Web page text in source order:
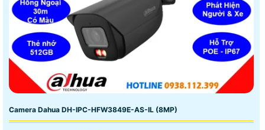
Camera Dahua DH-IPC-HFW3849E-AS-IL (8MP)